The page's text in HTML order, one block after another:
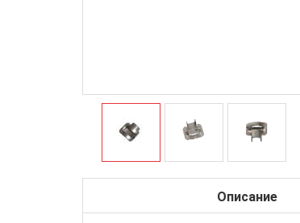
Описание